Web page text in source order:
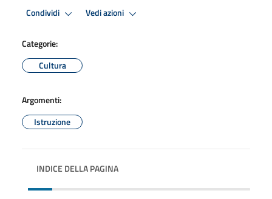
Condividi Premi Invio per attivare. apre menu
Vedi azioni
Categorie:
Cultura
Argomenti:
Istruzione
INDICE DELLA PAGINA